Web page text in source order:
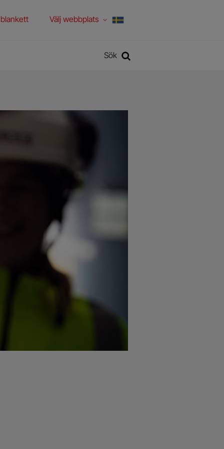
Välj webbplats
Sök